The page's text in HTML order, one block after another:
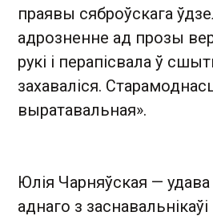
праявы сяброўскага
адрозненне ад прозы
рукі і перапісвала ў
захаваліся.
выратавальная».
Юлія Чарняўская —
аднаго з